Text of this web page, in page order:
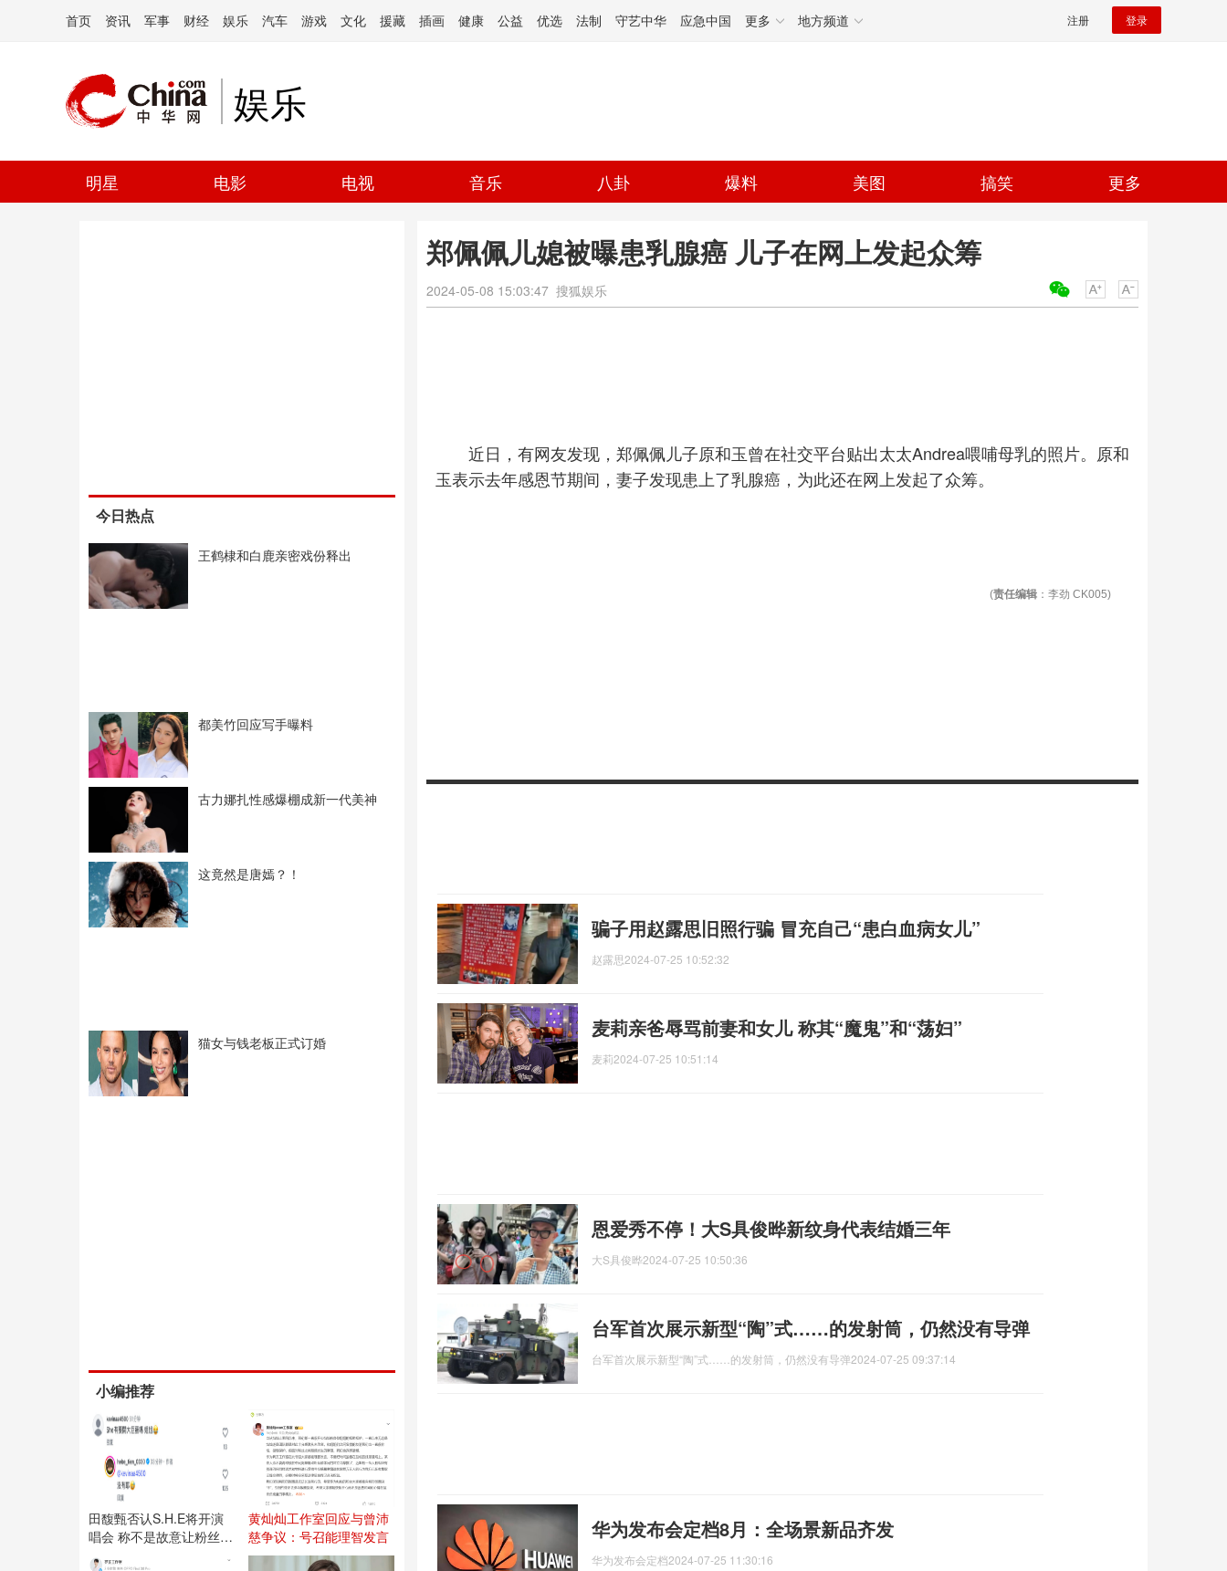
首页 资讯 军事 财经 娱乐 汽车 游戏 文化 援藏 插画 健康 公益 优选 法制 守艺中华 应急中国 更多 地方频道 注册 登录
娱乐
明星 电影 电视 音乐 八卦 爆料 美图 搞笑 更多
今日热点
王鹤棣和白鹿亲密戏份释出
都美竹回应写手曝料
古力娜扎性感爆棚成新一代美神
这竟然是唐嫣？！
猫女与钱老板正式订婚
小编推荐
田馥甄否认S.H.E将开演
唱会 称不是故意让粉丝失
望
黄灿灿工作室回应与曾沛
慈争议：号召能理智发言
郑佩佩儿媳被曝患乳腺癌 儿子在网上发起众筹
2024-05-08 15:03:47 搜狐娱乐
近日，有网友发现，郑佩佩儿子原和玉曾在社交平台贴出太太Andrea喂哺母乳的照片。原和
玉表示去年感恩节期间，妻子发现患上了乳腺癌，为此还在网上发起了众筹。
(责任编辑 ：李劲 CK005)
骗子用赵露思旧照行骗 冒充自己“患白血病女儿”
赵露思2024-07-25 10:52:32
麦莉亲爸辱骂前妻和女儿 称其“魔鬼”和“荡妇”
麦莉2024-07-25 10:51:14
恩爱秀不停！大S具俊晔新纹身代表结婚三年
大S具俊晔2024-07-25 10:50:36
台军首次展示新型“陶”式……的发射筒，仍然没有导弹
台军首次展示新型“陶”式……的发射筒，仍然没有导弹2024-07-25 09:37:14
华为发布会定档8月：全场景新品齐发
华为发布会定档2024-07-25 11:30:16